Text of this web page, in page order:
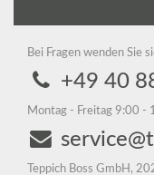
Bei Fragen wenden Sie
+49 40
Montag - Freitag 9:00 -
Teppich Boss GmbH,